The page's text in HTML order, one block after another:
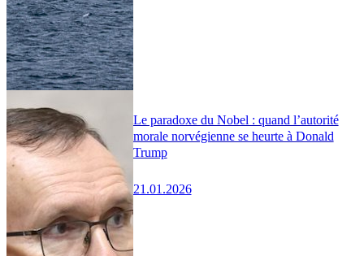
Le paradoxe du Nobel : quand l’autorité
morale norvégienne se heurte à Donald
Trump
21.01.2026